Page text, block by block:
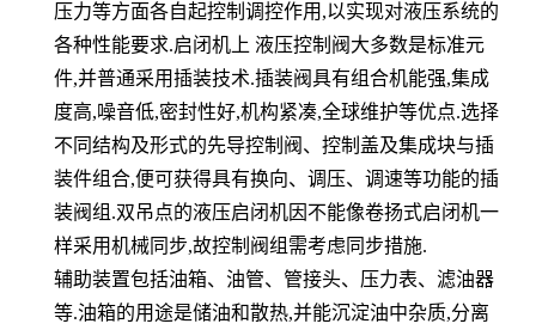
压力等方面各自起控制调控作用 ,以实现对液压系统的
各种性能要求.启闭机上 液压控制阀大多数是标准元
件,并普通采用插装技术.插装阀具有组合机能强,集成
度高,噪音低,密封性好,机构紧凑,全球维护等优点.选择
不同结构及形式的先导控制阀、控制盖及集成块与插
装件组合,便可获得具有换向、调压、调速等功能的插
装阀组 .双吊点的液压启闭机因不能像卷扬式启闭机一
样采用机械同步,故控制阀组需考虑同步措施.
辅助装置包括油箱、油管、 管接头、压力表、滤油器
等.油箱的用途是储油和散热,并能沉淀油中杂质,分离